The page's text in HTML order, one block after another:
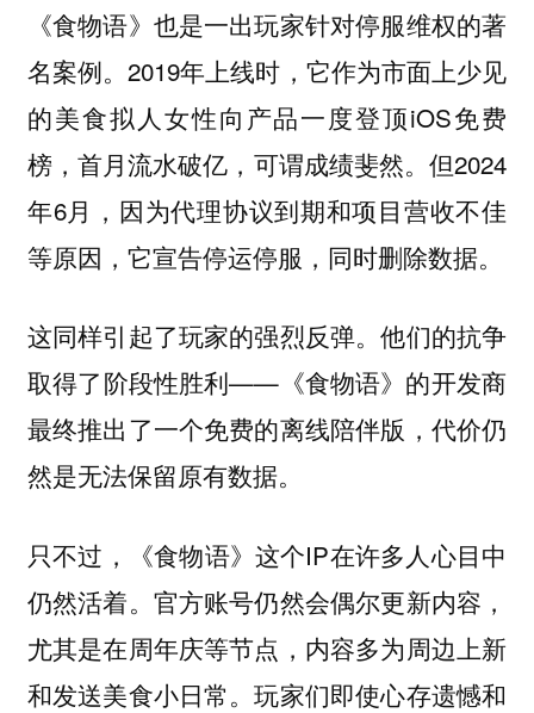
《食物语》也是一出玩家针对停服维权的著
名案例。2019年上线时，它作为市面上少见
的美食拟人女性向产品一度登顶iOS免费
榜，首月流水破亿，可谓成绩斐然。但2024
年6月，因为代理协议到期和项目营收不佳
等原因，它宣告停运停服，同时删除数据。
这同样引起了玩家的强烈反弹。他们的抗争
取得了阶段性胜利——《食物语》的开发商
最终推出了一个免费的离线陪伴版，代价仍
然是无法保留原有数据。
只不过，《食物语》这个IP在许多人心目中
仍然活着。官方账号仍然会偶尔更新内容，
尤其是在周年庆等节点，内容多为周边上新
和发送美食小日常。玩家们即使心存遗憾和